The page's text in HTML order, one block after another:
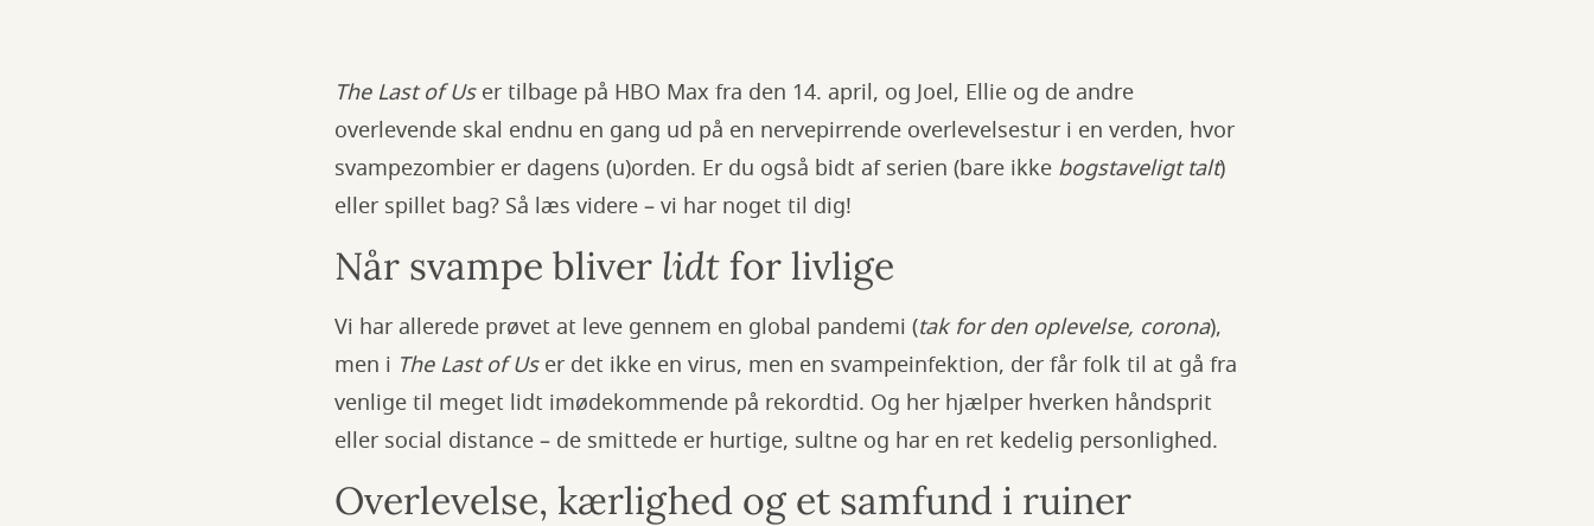
The Last of User tilbage på HBO Max fra den 14. april, og Joel, Ellie og de andre
overlevende skal endnu en gang ud på en nervepirrende overlevelsestur i en verden, hvor
svampezombier er dagens (u)orden. Er du også bidt af serien (bare ikke bogstaveligt talt)
eller spillet bag? Så læs videre – vi har noget til dig!
Når svampe bliver lidtfor livlige
Vi har allerede prøvet at leve gennem en global pandemi (tak for den oplevelse, corona),
men i The Last of User det ikke en virus, men en svampeinfektion, der får folk til at gå fra
venlige til meget lidt imødekommende på rekordtid. Og her hjælper hverken håndsprit
eller social distance – de smittede er hurtige, sultne og har en ret kedelig personlighed.
Overlevelse, kærlighed og et samfund i ruiner